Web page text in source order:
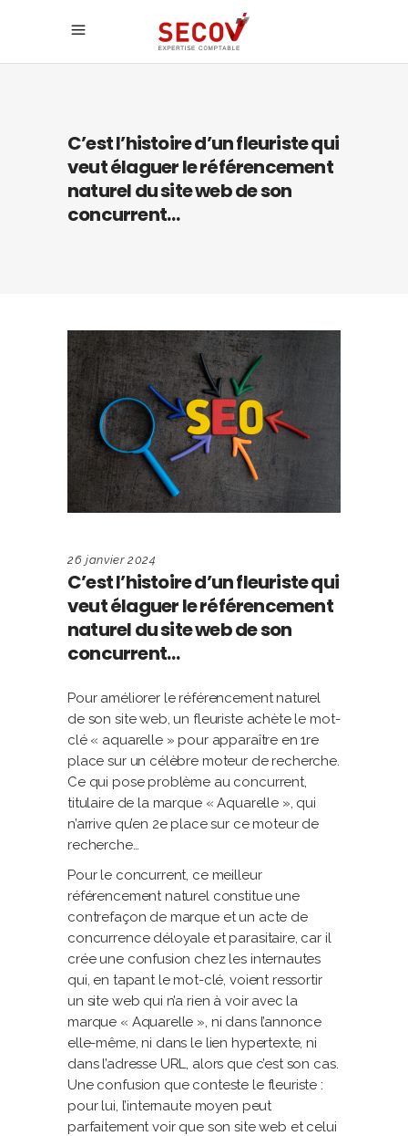
C’est l’histoire d’un fleuriste qui
veut élaguer le référencement
naturel du site web de son
concurrent…
26 janvier 2024
C’est l’histoire d’un fleuriste qui
veut élaguer le référencement
naturel du site web de son
concurrent…
Pour améliorer le référencement naturel
de son site web, un fleuriste achète le mot-
clé « aquarelle » pour apparaître en 1re
place sur un célèbre moteur de recherche.
Ce qui pose problème au concurrent,
titulaire de la marque « Aquarelle », qui
n’arrive qu’en 2e place sur ce moteur de
recherche…
Pour le concurrent, ce meilleur
référencement naturel constitue une
contrefaçon de marque et un acte de
concurrence déloyale et parasitaire, car il
crée une confusion chez les internautes
qui, en tapant le mot-clé, voient ressortir
un site web qui n’a rien à voir avec la
marque « Aquarelle », ni dans l’annonce
elle-même, ni dans le lien hypertexte, ni
dans l’adresse URL, alors que c’est son cas.
Une confusion que conteste le fleuriste :
pour lui, l’internaute moyen peut
parfaitement voir que son site web et celui